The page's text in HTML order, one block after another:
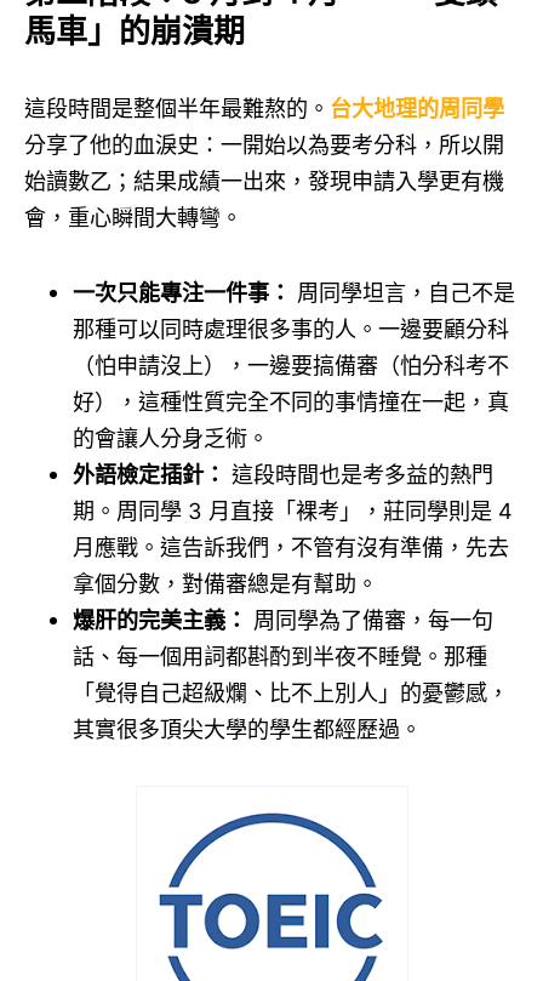
馬車」的崩潰期
這段時間是整個半年最難熬的。 台大地理的周同學
分享了他的血淚史：一開始以為要考分科，所以開
始讀數乙；結果成績一出來，發現申請入學更有機
會，重心瞬間大轉彎。
一次只能專注一件事： 周同學坦言，自己不是
那種可以同時處理很多事的人。一邊要顧分科
（怕申請沒上），一邊要搞備審（怕分科考不
好），這種性質完全不同的事情撞在一起，真
的會讓人分身乏術。
外語檢定插針： 這段時間也是考多益的熱門
期。周同學 3 月直接「裸考」，莊同學則是 4
月應戰。這告訴我們，不管有沒有準備，先去
拿個分數，對備審總是有幫助。
爆肝的完美主義： 周同學為了備審，每一句
話、每一個用詞都斟酌到半夜不睡覺。那種
「覺得自己超級爛、比不上別人」的憂鬱感，
其實很多頂尖大學的學生都經歷過。